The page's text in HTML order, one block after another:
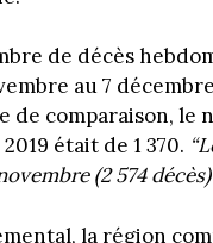
de décès
au 7
de comparaison, le
était de 1 370.
(2 574
la région